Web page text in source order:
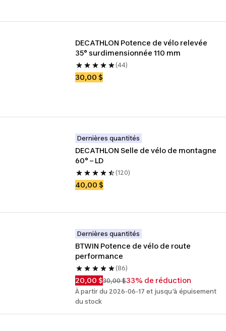
DECATHLON Potence de vélo relevée
35° surdimensionnée 110 mm
(44)
30,00 $
Dernières quantités
DECATHLON Selle de vélo de montagne
60° – LD
(120)
40,00 $
Dernières quantités
BTWIN Potence de vélo de route
performance
(86)
20,00 $30,00 $33% de réduction
À partir du 2026-06-17 et jusqu'à épuisement
du stock